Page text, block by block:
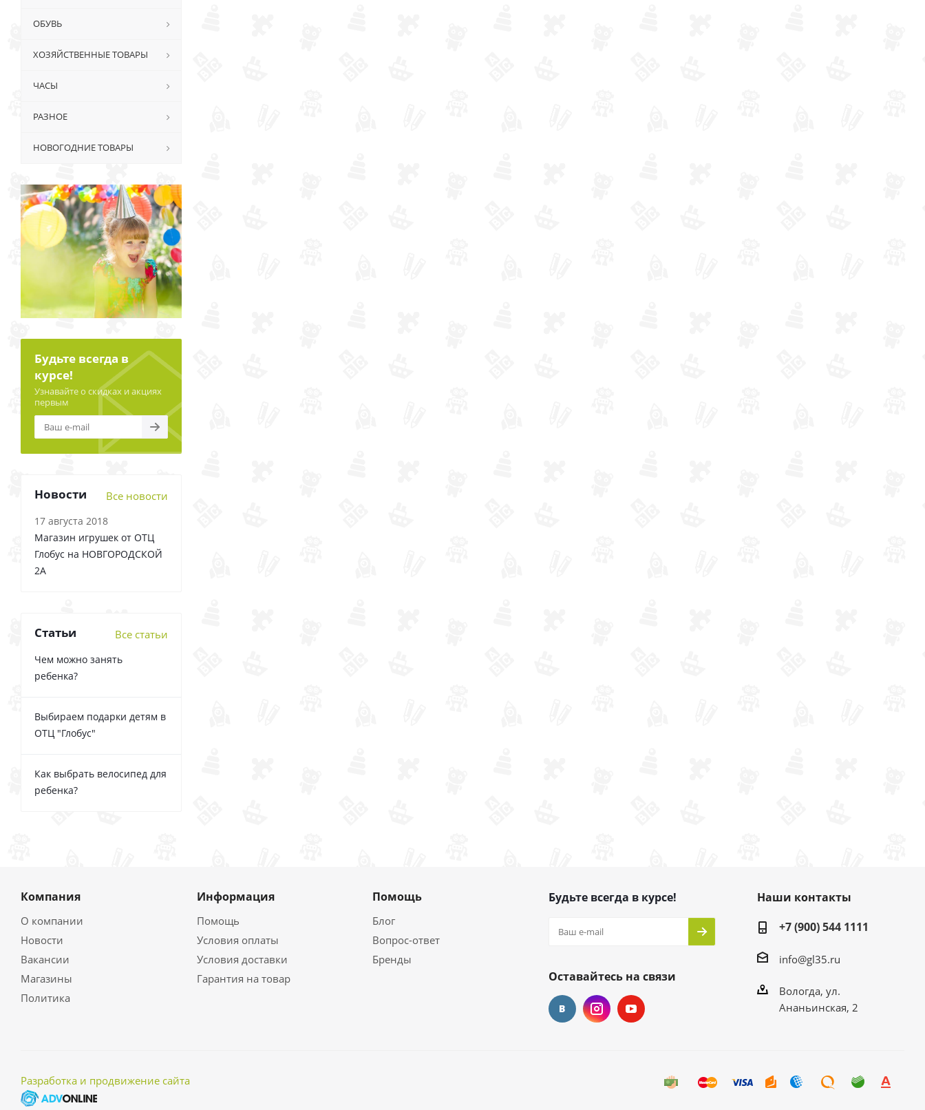
ОБУВЬ
ХОЗЯЙСТВЕННЫЕ ТОВАРЫ
ЧАСЫ
РАЗНОЕ
НОВОГОДНИЕ ТОВАРЫ
Будьте всегда в
курсе!
Узнавайте о скидках и акциях
первым
Новости Все новости
17 августа 2018
Магазин игрушек от ОТЦ
Глобус на НОВГОРОДСКОЙ
2А
Статьи Все статьи
Чем можно занять
ребенка?
Выбираем подарки детям в
ОТЦ "Глобус"
Как выбрать велосипед для
ребенка?
Компания
О компании
Новости
Вакансии
Магазины
Политика
Информация
Помощь
Условия оплаты
Условия доставки
Гарантия на товар
Помощь
Блог
Вопрос-ответ
Бренды
Будьте всегда в курсе!
Оставайтесь на связи
Наши контакты
+7 (900) 544 1111
info@gl35.ru
Вологда, ул.
Ананьинская, 2
Разработка и продвижение сайта